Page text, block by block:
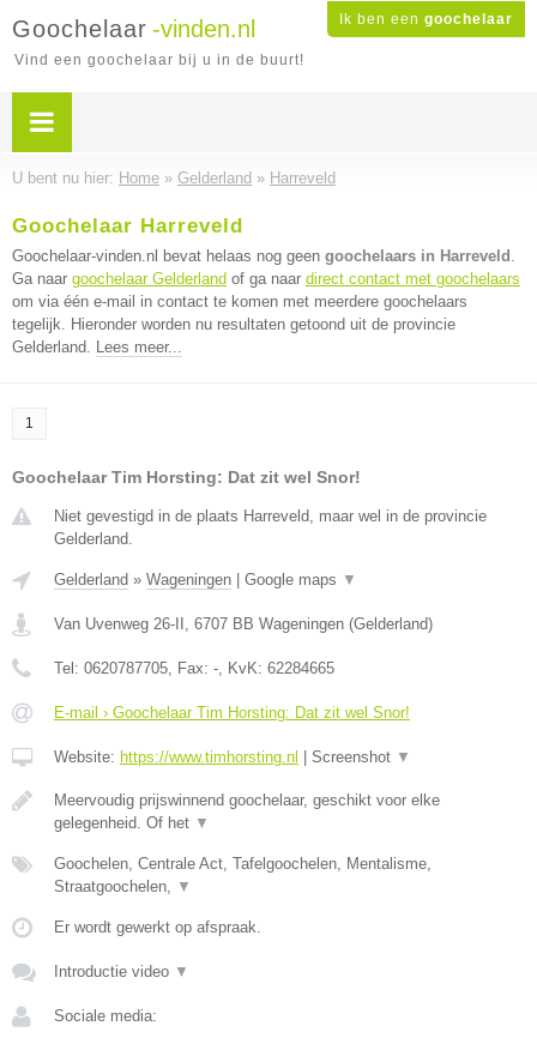
Ik ben een goochelaar
Goochelaar -vinden.nl
Vind een goochelaar bij u in de buurt!
U bent nu hier: Home » Gelderland » Harreveld
Goochelaar Harreveld
Goochelaar-vinden.nl bevat helaas nog geen goochelaars in Harreveld .
Ga naar goochelaar Gelderland of ga naar direct contact met goochelaars
om via één e-mail in contact te komen met meerdere goochelaars
tegelijk. Hieronder worden nu resultaten getoond uit de provincie
Gelderland. Lees meer...
1
Goochelaar Tim Horsting: Dat zit wel Snor!
Niet gevestigd in de plaats Harreveld, maar wel in de provincie
Gelderland.
Gelderland » Wageningen Google maps ▼
Van Uvenweg 26-II , 6707 BB Wageningen (Gelderland)
Tel: 0620787705, Fax: -, KvK: 62284665
E-mail › Goochelaar Tim Horsting: Dat zit wel Snor!
Website: https://www.timhorsting.nl Screenshot ▼
Meervoudig prijswinnend goochelaar, geschikt voor elke
gelegenheid. Of het ▼
Goochelen, Centrale Act, Tafelgoochelen, Mentalisme,
Straatgoochelen, ▼
Er wordt gewerkt op afspraak.
Introductie video ▼
Sociale media: